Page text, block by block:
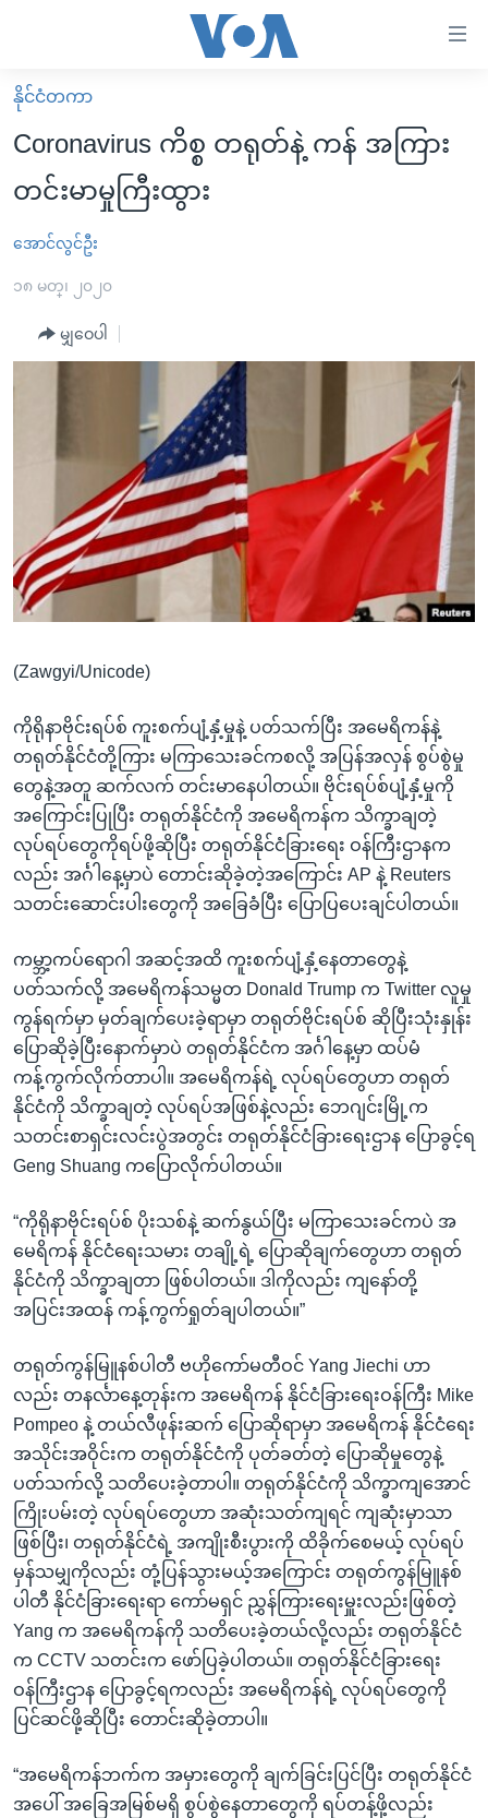
လွယ်ကူ
စေ
သည့်
များ
ပင်မ
စာမျက်နှာ
သို့
ကျော်
ရန်
ရန်
နေရာ
သို့
ကျော်
ရန်
မူလစာမျက်နှာ
မြန်မာ
ကမ္ဘာ့သတင်းများ
နိုင်ငံတကာ
အစ္စရေး-ပါလက်စတိုင်း
ဗွီဒီယို
အင်္ဂလိပ်စာလေ့လာမယ်
မကြေးမုံရဲ့ အင်္ဂလိပ်စာ
ရုပ်ရှင်ထဲက အင်္ဂလိပ်စာ
သုတပဒေသာ အင်္ဂလိပ်စာ
ရေဒီယိုနှင့်ရုပ်သံ အချက်အလက်များ
ရေဒီယို/တီဗွီအစီအစဉ်
Learning English
ဗွီအိုအေ လူမှုကွန်ယက်များ
နိုင်ငံတကာ
Coronavirus ကိစ္စ တရုတ်နဲ့ ကန် အကြား
တင်းမာမှုကြီးထွား
အောင်လွင်ဦး
၁၈ မတ္၊ ၂၀၂၀
မျှဝေပါ
(Zawgyi/Unicode)
ကိုရိုနာဗိုင်းရပ်စ် ကူးစက်ပျံ့နှံ့မှုနဲ့ ပတ်သက်ပြီး အမေရိကန်နဲ့
တရုတ်နိုင်ငံတို့ကြား မကြာသေးခင်ကစလို့ အပြန်အလှန် စွပ်စွဲမှု
တွေနဲ့အတူ ဆက်လက် တင်းမာနေပါတယ်။ ဗိုင်းရပ်စ်ပျံ့နှံ့မှုကို
အကြောင်းပြုပြီး တရုတ်နိုင်ငံကို အမေရိကန်က သိက္ခာချတဲ့
လုပ်ရပ်တွေကိုရပ်ဖို့ဆိုပြီး တရုတ်နိုင်ငံခြားရေး ဝန်ကြီးဌာနက
လည်း အင်္ဂါနေ့မှာပဲ တောင်းဆိုခဲ့တဲ့အကြောင်း AP နဲ့ Reuters
သတင်းဆောင်းပါးတွေကို အခြေခံပြီး ပြောပြပေးချင်ပါတယ်။
ကမ္ဘာ့ကပ်ရောဂါ အဆင့်အထိ ကူးစက်ပျံ့နှံ့နေတာတွေနဲ့
ပတ်သက်လို့ အမေရိကန်သမ္မတ Donald Trump က Twitter လူမှု
ကွန်ရက်မှာ မှတ်ချက်ပေးခဲ့ရာမှာ တရုတ်ဗိုင်းရပ်စ် ဆိုပြီးသုံးနှုန်း
ပြောဆိုခဲ့ပြီးနောက်မှာပဲ တရုတ်နိုင်ငံက အင်္ဂါနေ့မှာ ထပ်မံ
ကန့်ကွက်လိုက်တာပါ။ အမေရိကန်ရဲ့ လုပ်ရပ်တွေဟာ တရုတ်
နိုင်ငံကို သိက္ခာချတဲ့ လုပ်ရပ်အဖြစ်နဲ့လည်း ဘေဂျင်းမြို့က
သတင်းစာရှင်းလင်းပွဲအတွင်း တရုတ်နိုင်ငံခြားရေးဌာန ပြောခွင့်ရ
Geng Shuang ကပြောလိုက်ပါတယ်။
“ကိုရိုနာဗိုင်းရပ်စ် ပိုးသစ်နဲ့ ဆက်နွယ်ပြီး မကြာသေးခင်ကပဲ အ
မေရိကန် နိုင်ငံရေးသမား တချို့ရဲ့ ပြောဆိုချက်တွေဟာ တရုတ်
နိုင်ငံကို သိက္ခာချတာ ဖြစ်ပါတယ်။ ဒါကိုလည်း ကျနော်တို့
အပြင်းအထန် ကန့်ကွက်ရှုတ်ချပါတယ်။”
တရုတ်ကွန်မြူနစ်ပါတီ ဗဟိုကော်မတီဝင် Yang Jiechi ဟာ
လည်း တနင်္လာနေ့တုန်းက အမေရိကန် နိုင်ငံခြားရေးဝန်ကြီး Mike
Pompeo နဲ့ တယ်လီဖုန်းဆက် ပြောဆိုရာမှာ အမေရိကန် နိုင်ငံရေး
အသိုင်းအဝိုင်းက တရုတ်နိုင်ငံကို ပုတ်ခတ်တဲ့ ပြောဆိုမှုတွေနဲ့
ပတ်သက်လို့ သတိပေးခဲ့တာပါ။ တရုတ်နိုင်ငံကို သိက္ခာကျအောင်
ကြိုးပမ်းတဲ့ လုပ်ရပ်တွေဟာ အဆုံးသတ်ကျရင် ကျဆုံးမှာသာ
ဖြစ်ပြီး၊ တရုတ်နိုင်ငံရဲ့ အကျိုးစီးပွားကို ထိခိုက်စေမယ့် လုပ်ရပ်
မှန်သမျှကိုလည်း တုံ့ပြန်သွားမယ့်အကြောင်း တရုတ်ကွန်မြူနစ်
ပါတီ နိုင်ငံခြားရေးရာ ကော်မရှင် ညွှန်ကြားရေးမှူးလည်းဖြစ်တဲ့
Yang က အမေရိကန်ကို သတိပေးခဲ့တယ်လို့လည်း တရုတ်နိုင်ငံ
က CCTV သတင်းက ဖော်ပြခဲ့ပါတယ်။ တရုတ်နိုင်ငံခြားရေး
ဝန်ကြီးဌာန ပြောခွင့်ရကလည်း အမေရိကန်ရဲ့ လုပ်ရပ်တွေကို
ပြင်ဆင်ဖို့ဆိုပြီး တောင်းဆိုခဲ့တာပါ။
“အမေရိကန်ဘက်က အမှားတွေကို ချက်ခြင်းပြင်ပြီး တရုတ်နိုင်ငံ
အပေါ် အခြေအမြစ်မရှိ စွပ်စွဲနေတာတွေကို ရပ်တန့်ဖို့လည်း